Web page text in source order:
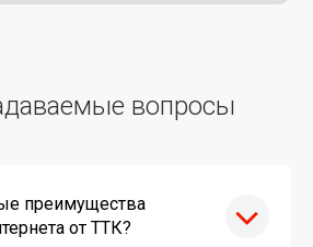
вопросы
преимущества
от ТТК?